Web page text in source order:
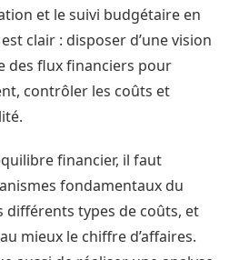
et le suivi budgétaire en
clair : disposer d’une vision
des flux financiers pour
contrôler les coûts et
financier, il faut
fondamentaux du
différents types de coûts, et
mieux le chiffre d’affaires.